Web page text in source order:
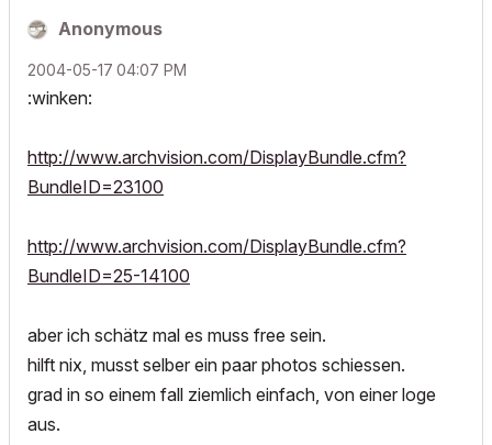
Anonymous
‎2004-05-17 04:07 PM
:winken:
http://www.archvision.com/DisplayBundle.cfm?
BundleID=23100
http://www.archvision.com/DisplayBundle.cfm?
BundleID=25-14100
aber ich schätz mal es muss free sein.
hilft nix, musst selber ein paar photos schiessen.
grad in so einem fall ziemlich einfach, von einer loge
aus.